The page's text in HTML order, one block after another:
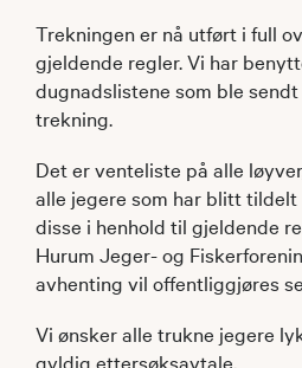
Trekningen er nå utført i full
gjeldende regler. Vi har
dugnadslistene som ble
trekning.
Det er venteliste på alle
alle jegere som har blitt
disse i henhold til gjeldende
Hurum Jeger- og
avhenting vil offentliggjøres
Vi ønsker alle trukne jegere
gyldig ettersøksavtale.